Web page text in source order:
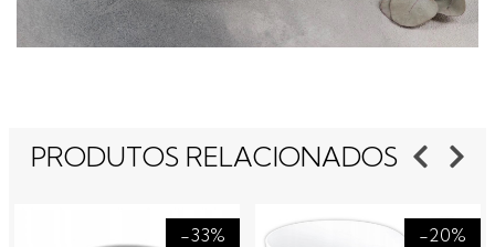
PRODUTOS RELACIONADOS
-33% -20%